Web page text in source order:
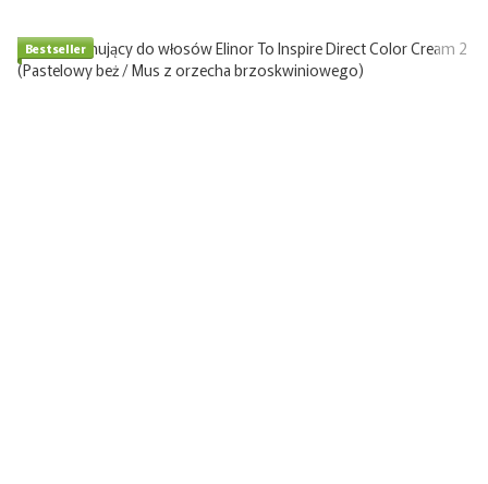
Bestseller